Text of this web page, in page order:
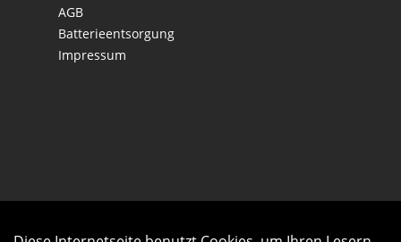
AGB
Batterieentsorgung
Impressum